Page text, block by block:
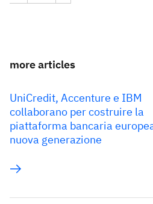
more articles
UniCredit, Accenture e IBM
collaborano per costruire la
piattaforma bancaria
nuova generazione